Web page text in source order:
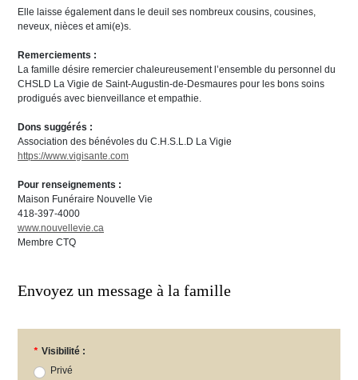
Elle laisse également dans le deuil ses nombreux cousins, cousines,
neveux, nièces et ami(e)s.
Remerciements :
La famille désire remercier chaleureusement l’ensemble du personnel du
CHSLD La Vigie de Saint-Augustin-de-Desmaures pour les bons soins
prodigués avec bienveillance et empathie.
Dons suggérés :
Association des bénévoles du C.H.S.L.D La Vigie
https://www.vigisante.com
Pour renseignements :
Maison Funéraire Nouvelle Vie
418-397-4000
www.nouvellevie.ca
Membre CTQ
Envoyez un message à la famille
* Visibilité :
Privé